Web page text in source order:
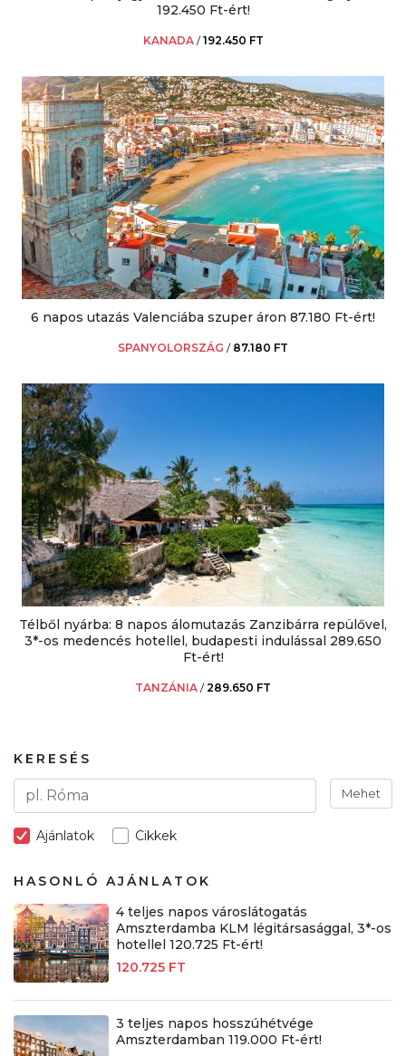
192.450 Ft-ért!
KANADA /192.450 FT
6 napos utazás Valenciába szuper áron 87.180 Ft-ért!
SPANYOLORSZÁG / 87.180 FT
Télből nyárba: 8 napos álomutazás Zanzibárra repülővel,
3*-os medencés hotellel, budapesti indulással 289.650
Ft-ért!
TANZÁNIA /289.650 FT
KERESÉS
Mehet
Ajánlatok Cikkek
HASONLÓ AJÁNLATOK
4 teljes napos városlátogatás
Amszterdamba KLM légitársasággal, 3*-os
hotellel 120.725 Ft-ért!
120.725 FT
3 teljes napos hosszúhétvége
Amszterdamban 119.000 Ft-ért!